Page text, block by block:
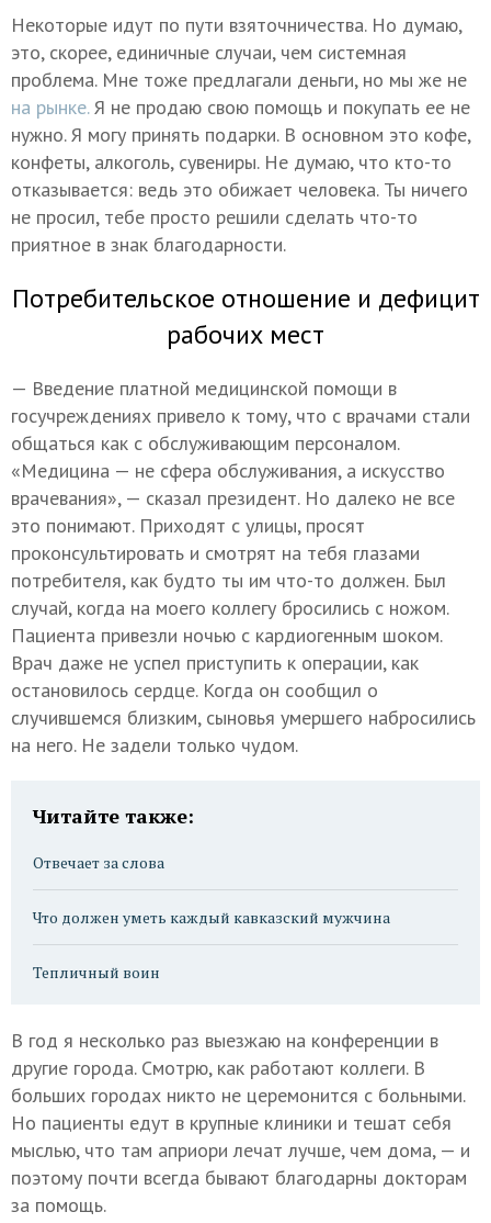
Некоторые идут по пути взяточничества. Но думаю,
это, скорее, единичные случаи, чем системная
проблема. Мне тоже предлагали деньги, но мы же не
на рынке.Я не продаю свою помощь и покупать ее не
нужно. Я могу принять подарки. В основном это кофе,
конфеты, алкоголь, сувениры. Не думаю, что кто-то
отказывается: ведь это обижает человека. Ты ничего
не просил, тебе просто решили сделать что-то
приятное в знак благодарности.
Потребительское отношение и дефицит
рабочих мест
— Введение платной медицинской помощи в
госучреждениях привело к тому, что с врачами стали
общаться как с обслуживающим персоналом.
«Медицина — не сфера обслуживания, а искусство
врачевания», — сказал президент. Но далеко не все
это понимают. Приходят с улицы, просят
проконсультировать и смотрят на тебя глазами
потребителя, как будто ты им что-то должен. Был
случай, когда на моего коллегу бросились с ножом.
Пациента привезли ночью с кардиогенным шоком.
Врач даже не успел приступить к операции, как
остановилось сердце. Когда он сообщил о
случившемся близким, сыновья умершего набросились
на него. Не задели только чудом.
Читайте также:
Отвечает за слова
Что должен уметь каждый кавказский мужчина
Тепличный воин
В год я несколько раз выезжаю на конференции в
другие города. Смотрю, как работают коллеги. В
больших городах никто не церемонится с больными.
Но пациенты едут в крупные клиники и тешат себя
мыслью, что там априори лечат лучше, чем дома, — и
поэтому почти всегда бывают благодарны докторам
за помощь.